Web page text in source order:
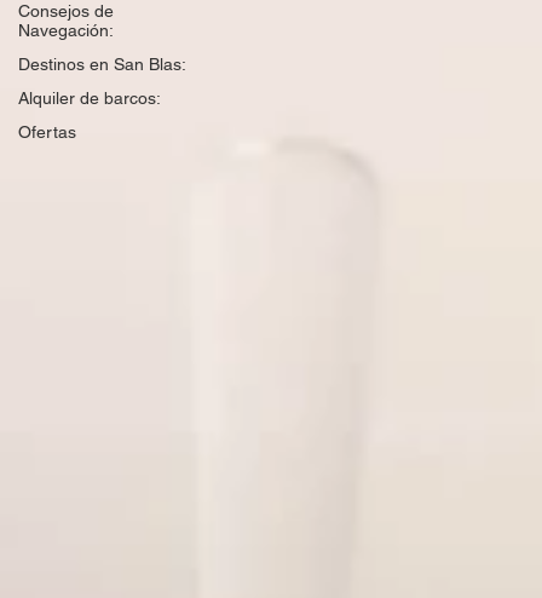
Consejos de
Navegación:
Destinos en San Blas:
Alquiler de barcos:
Ofertas